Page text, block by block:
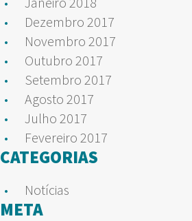
Dezembro 2017
Novembro 2017
Outubro 2017
Setembro 2017
Agosto 2017
Julho 2017
Fevereiro 2017
CATEGORIAS
Notícias
META